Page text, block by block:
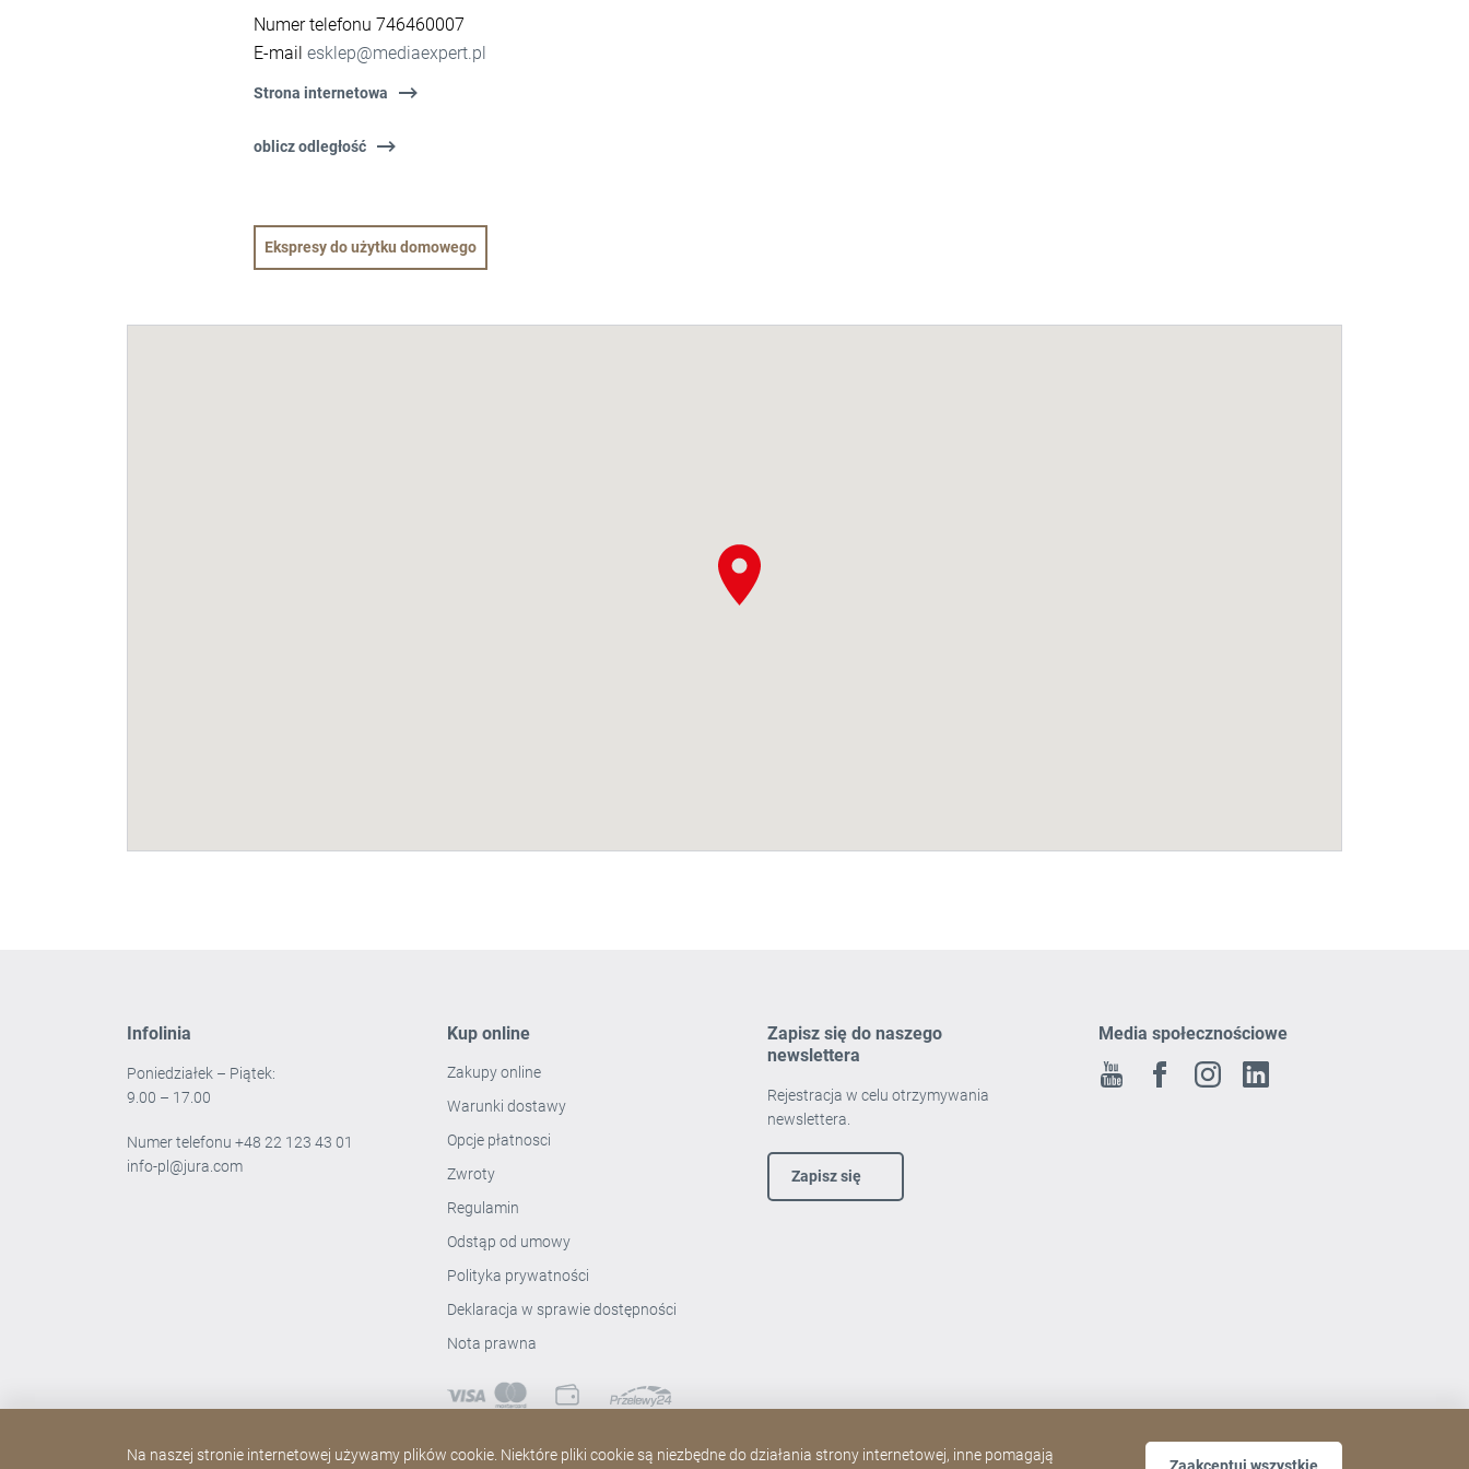
Numer telefonu 746460007
E-mailesklep@mediaexpert.pl
Strona internetowa
oblicz odległość
Ekspresy do użytku domowego
Infolinia
Poniedziałek – Piątek:
9.00 – 17.00
Numer telefonu+48 22 123 43 01
info-pl@jura.com
Kup online
Zakupy online
Warunki dostawy
Opcje płatnosci
Zwroty
Regulamin
Odstąp od umowy
Polityka prywatności
Deklaracja w sprawie dostępności
Nota prawna
Zapisz się do naszego
newslettera
Rejestracja w celu otrzymywania
newslettera.
Zapisz się
Media społecznościowe
Youtube FacebookInstagram
Na naszej stronie internetowej używamy plików cookie. Niektóre pliki cookie są niezbędne do działania strony internetowej, inne pomagają